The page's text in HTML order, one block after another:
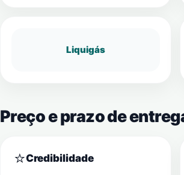
Liquigás
Preço e prazo de
⭐Credibilidade